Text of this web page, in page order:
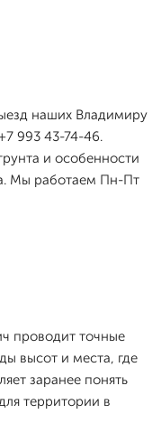
наших Владимиру
993 43-74-46.
и особенности
Мы работаем Пн-Пт
проводит точные
высот и места, где
заранее понять
территории в